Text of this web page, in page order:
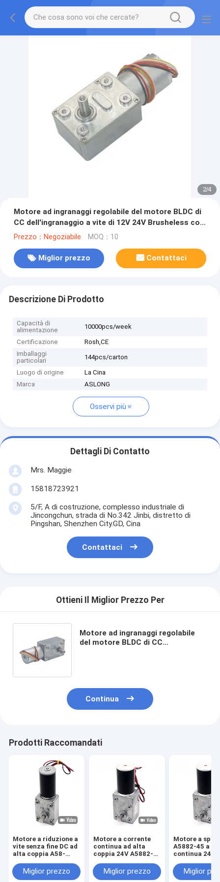
2/4
Motore ad ingranaggi regolabile del motore BLDC di
CC dell'ingranaggio a vite di 12V 24V Brusheless con
il codificatore
Prezzo：Negoziabile MOQ：10
Miglior prezzo Contattaci
Descrizione Di Prodotto
Capacità di
alimentazione
10000pcs/week
Certificazione
Rosh,CE
Imballaggi
particolari
144pcs/carton
Luogo di origine
La Cina
Marca
ASLONG
Osservi più
Dettagli Di Contatto
Mrs. Maggie
15818723921
5/F, A di costruzione, complesso industriale di
Jincongchun, strada di No.342 Jinbi, distretto di
Pingshan, Shenzhen City.GD, Cina
Contattaci
Ottieni Il Miglior Prezzo Per
Motore ad ingranaggi regolabile
del motore BLDC di CC
Continua
Prodotti Raccomandati
Motore a riduzione a
vite senza fine DC ad
alta coppia A58-
motore a vite senza
fine per riduttore a
Miglior prezzo
Motore a corrente
continua ad alta
coppia 24V A5882-
coppia a corrente
continua 24V motore
Miglior prezzo
Motore a
A5882-45 a
continua 24V
Miglior